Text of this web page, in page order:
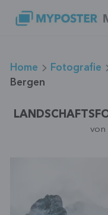
Inhalt
springen
Home Fotografie
Bergen
von